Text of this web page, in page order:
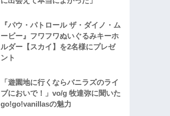
『パウ・パトロール ザ・ダイノ・ム
ービー』フワフワぬいぐるみキーホ
ルダー【スカイ】を2名様にプレゼ
ント
「遊園地に行くならバニラズのライ
ブにおいで！」vo/g 牧達弥に聞いた
go!go!vanillasの魅力